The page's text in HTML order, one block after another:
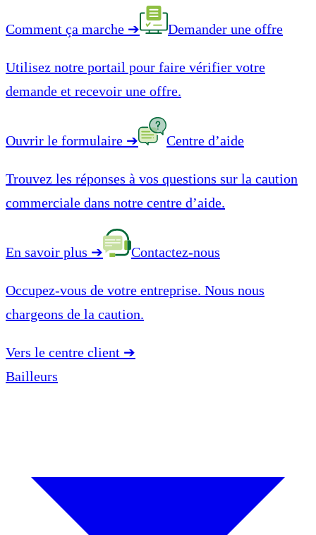
Comment ça marche ➔ Demander une offre
Utilisez notre portail pour faire vérifier votre
demande et recevoir une offre.
Ouvrir le formulaire ➔ Centre d’aide
Trouvez les réponses à vos questions sur la caution
commerciale dans notre centre d’aide.
En savoir plus ➔ Contactez-nous
Occupez-vous de votre entreprise. Nous nous
chargeons de la caution.
Vers le centre client ➔
Bailleurs